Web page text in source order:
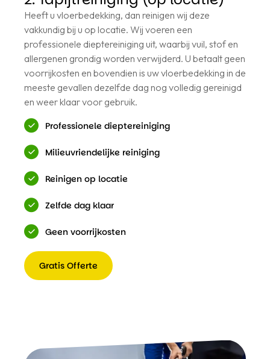
Heeft u vloerbedekking, dan reinigen wij deze
vakkundig bij u op locatie. Wij voeren een
professionele dieptereiniging uit, waarbij vuil, stof en
allergenen grondig worden verwijderd. U betaalt geen
voorrijkosten en bovendien is uw vloerbedekking in de
meeste gevallen dezelfde dag nog volledig gereinigd
en weer klaar voor gebruik.
Professionele dieptereiniging
Milieuvriendelijke reiniging
Reinigen op locatie
Zelfde dag klaar
Geen voorrijkosten
Gratis Offerte